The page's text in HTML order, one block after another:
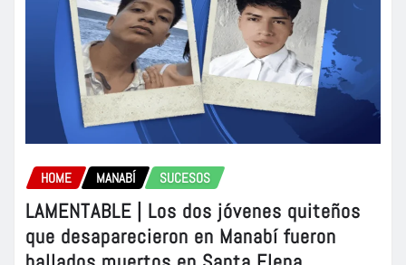
HOME MANABÍ SUCESOS
LAMENTABLE | Los dos jóvenes quiteños
que desaparecieron en Manabí fueron